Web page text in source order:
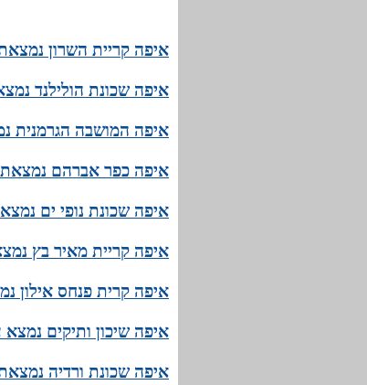
איפה קריית השרון
איפה שכונת הולילנד
איפה המושבה הגרמנית
איפה כפר אברהם
איפה שכונת נופי ים
איפה קריית מאיר בץ
איפה קרית פנחס אילון
איפה שיכון ותיקים
איפה שכונת ורדיה